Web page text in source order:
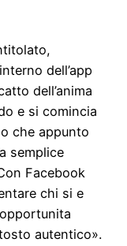
dell’app
dell’anima
e si comincia
che appunto
semplice
Facebook
chi si e
autentico».